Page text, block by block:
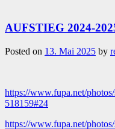
AUFSTIEG 2024-
Posted on 13. Mai 2025 by
https://www.fupa.net/
518159#24
https://www.fupa.net/